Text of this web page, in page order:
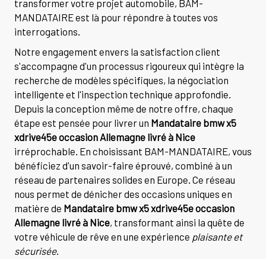
transformer votre projet automobile, BAM-
MANDATAIRE est là pour répondre à toutes vos
interrogations.
Notre engagement envers la satisfaction client
s'accompagne d'un processus rigoureux qui intègre la
recherche de modèles spécifiques, la négociation
intelligente et l'inspection technique approfondie.
Depuis la conception même de notre offre, chaque
étape est pensée pour livrer un Mandataire bmw x5
xdrive45e occasion Allemagne livré à Nice
irréprochable. En choisissant BAM-MANDATAIRE, vous
bénéficiez d'un savoir-faire éprouvé, combiné à un
réseau de partenaires solides en Europe. Ce réseau
nous permet de dénicher des occasions uniques en
matière de Mandataire bmw x5 xdrive45e occasion
Allemagne livré à Nice, transformant ainsi la quête de
votre véhicule de rêve en une expérience plaisante et
sécurisée.